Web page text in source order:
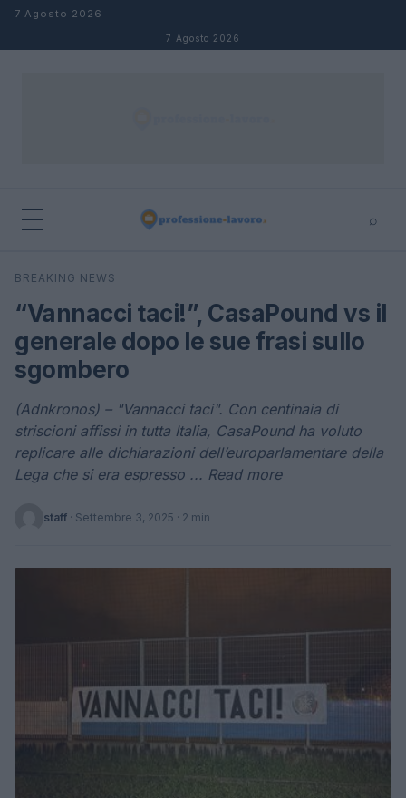
Salta al contenuto
7 Agosto 2026
7 Agosto 2026
⌕
Cerca
BREAKING NEWS
“Vannacci taci!”, CasaPound vs il
generale dopo le sue frasi sullo
sgombero
(Adnkronos) – "Vannacci taci". Con centinaia di
striscioni affissi in tutta Italia, CasaPound ha voluto
replicare alle dichiarazioni dell’europarlamentare della
Lega che si era espresso ... Read more
staff · Settembre 3, 2025 · 2 min